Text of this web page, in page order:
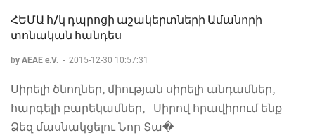
ՀԵՄԱ հ/կ դպրոցի աշակերտների Ամանորի
տոնական հանդես
by AEAE e.V. - 2015-12-30 10:57:31
Սիրելի ծնողներ, միության սիրելի անդամներ,
հարգելի բարեկամներ, Սիրով հրավիրում ենք
Ձեզ մասնակցելու Նոր Տա�